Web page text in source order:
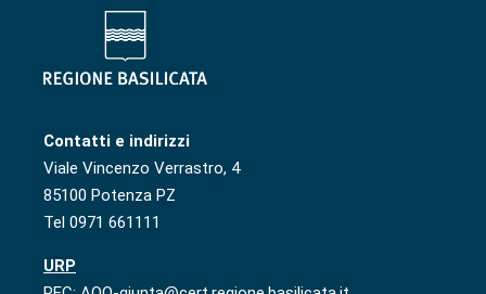
Contatti e indirizzi
Viale Vincenzo Verrastro, 4
85100 Potenza PZ
Tel 0971 661111
URP